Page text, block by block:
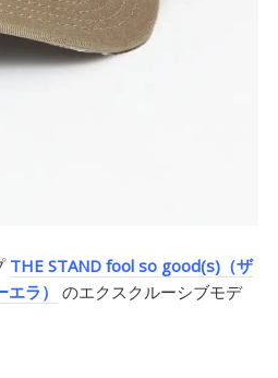
THE STAND fool so good(s)（ザ
ラ）
のエクスクルーシブモデ